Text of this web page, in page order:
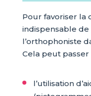
Pour favoriser la
indispensable
l’orthophoniste
Cela peut passer
l’utilisation